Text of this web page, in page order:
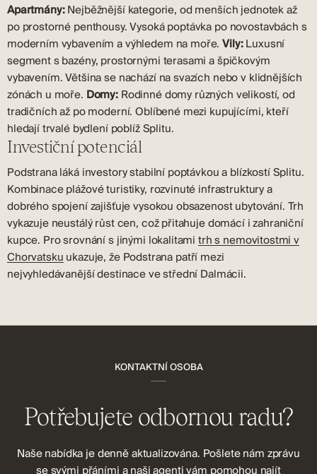
Apartmány:Nejběžnější kategorie, od menších jednotek až
po prostorné penthousy. Vysoká poptávka po novostavbách s
moderním vybavením a výhledem na moře.Vily:Luxusní
segment s bazény, prostornými terasami a špičkovým
vybavením. Většina se nachází na svazích nebo v klidnějších
zónách u moře. Domy: Rodinné domy různých velikostí, od
tradičních až po moderní. Oblíbené mezi kupujícími, kteří
hledají trvalé bydlení poblíž Splitu.
Investiční potenciál
Podstrana láká investory stabilní poptávkou a blízkostí Splitu.
Kombinace plážové turistiky, rozvinuté infrastruktury a
dobrého spojení zajišťuje vysokou obsazenost ubytování. Trh
vykazuje neustálý růst cen, což přitahuje domácí i zahraniční
kupce. Pro srovnání s jinými lokalitamitrh s nemovitostmi v
Chorvatsku ukazuje, že Podstrana patří mezi
nejvyhledávanější destinace ve střední Dalmácii.
KONTAKTNÍ OSOBA
Potřebujete odbornou radu?
Naše nabídka je denně aktualizována. Pošlete nám zprávu
se svými přáními a naši agenti vám pomohou najít